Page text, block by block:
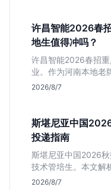
许昌智能2026春
地生值得冲吗？
许昌智能2026春招
业。作为河南本地老
薪机会少。适合想在
2026/8/7
斯堪尼亚中国
投递指南
斯堪尼亚中国2026秋
技术管培生。本文解
真实职责及不限专业
2026/8/7